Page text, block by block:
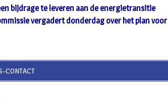
bijdrage te leveren aan de energietransitie
vergadert donderdag over het plan voor
CONTACT